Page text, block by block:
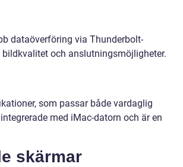
dataöverföring via Thunderbolt-
och anslutningsmöjligheter.
som passar både vardaglig
med iMac-datorn och är en
skärmar